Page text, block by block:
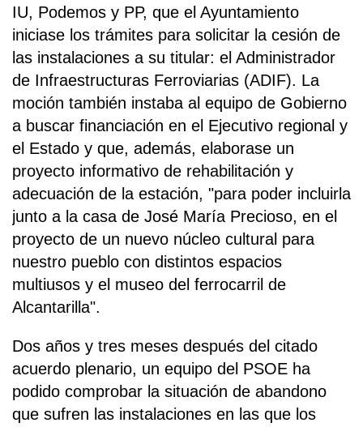
IU, Podemos y PP, que el Ayuntamiento
iniciase los trámites para solicitar la cesión de
las instalaciones a su titular: el Administrador
de Infraestructuras Ferroviarias (ADIF). La
moción también instaba al equipo de Gobierno
a buscar financiación en el Ejecutivo regional y
el Estado y que, además, elaborase un
proyecto informativo de rehabilitación y
adecuación de la estación, "para poder incluirla
junto a la casa de José María Precioso, en el
proyecto de un nuevo núcleo cultural para
nuestro pueblo con distintos espacios
multiusos y el museo del ferrocarril de
Alcantarilla".
Dos años y tres meses después del citado
acuerdo plenario, un equipo del PSOE ha
podido comprobar la situación de abandono
que sufren las instalaciones en las que los